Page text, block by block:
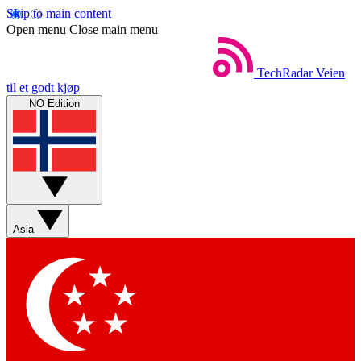
Skip to main content
Open menu Close main menu
TechRadar Veien
til et godt kjøp
NO Edition
Asia